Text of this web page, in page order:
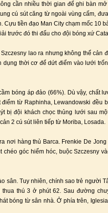
cần nhiều thời gian để ghi bàn
cú sút căng từ ngoài vùng cấm,
tiền đạo Man City chạm mốc 10
trước đó thi đấu cho đội bóng xứ
lao ra nhưng không thể cản
dụng thời cơ để dứt điểm vào lưới
bóng áp đảo (66%). Dù vậy, chất
từ Raphinha, Lewandowski đều
bị đội khách chọc thủng lưới sau
2 cú sút liên tiếp từ Moriba, Losada.
nơi hàng thủ Barca. Frenkie De
chéo góc hiểm hóc, buộc Szczesny
sân. Tuy nhiên, chính sao trẻ người
thú 3 ở phút 62. Sau đường
bóng từ sân nhà. Ở phía trên,